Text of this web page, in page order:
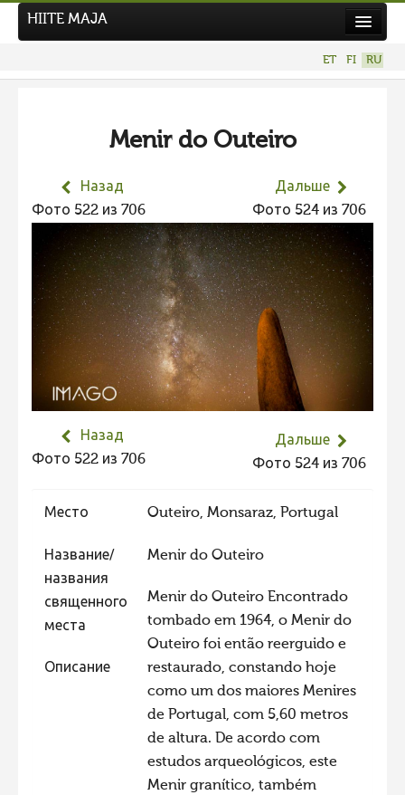
Hiite kuvavõistlus 2026
Фотоконкурс 2025
Не учитываются 2025
Видео 2025
Фотоконкурс 2024
Не учитываются 2024
Видео 2024
Фотоконкурс 2023
Видео 2023
Не учитываются 2022
Видео 2022
Фотоконкурс 2021
Фотоконкурс 2020
Фотоконкурс 2019
Фотоконкурс 2018
HIITE MAJA
ET FI RU
Menir do Outeiro
Назад
Фото 522 из 706
Дальше
Фото 524 из 706
Назад
Фото 522 из 706
Дальше
Фото 524 из 706
Место Outeiro, Monsaraz, Portugal
Название/
названия
священного
места
Menir do Outeiro
Описание
Menir do Outeiro Encontrado
tombado em 1964, o Menir do
Outeiro foi então reerguido e
restaurado, constando hoje
como um dos maiores Menires
de Portugal, com 5,60 metros
de altura. De acordo com
estudos arqueológicos, este
Menir granítico, também